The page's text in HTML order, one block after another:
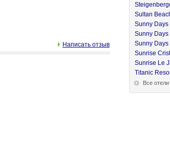
Написать отзыв
Sultan
Sunny
Sunny
Sunny
Sunrise
Sunrise Le
Titanic
Все